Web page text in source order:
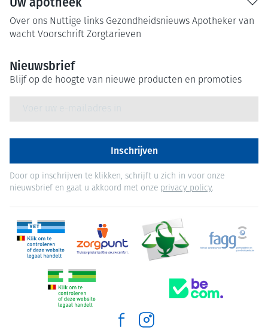
Over ons Nuttige links Gezondheidsnieuws Apotheker van
wacht Voorschrift Zorgtarieven
Nieuwsbrief
Blijf op de hoogte van nieuwe producten en promoties
Inschrijven
Door op inschrijven te klikken, schrijft u zich in voor onze
nieuwsbrief en gaat u akkoord met onze privacy policy.